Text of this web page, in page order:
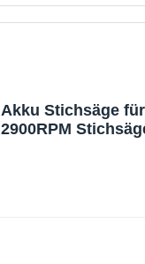
Akku Stichsäge
2900RPM